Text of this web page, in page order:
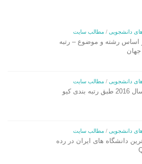
دانشجویی / مطالب سایت
اساس رشته و موضوع – رتبه
دانشجویی / مطالب سایت
برترین دانشگاه های دنیا در سال 2016 طبق رتبه بندی کیو
دانشجویی / مطالب سایت
دانشگاه های ایران در رده